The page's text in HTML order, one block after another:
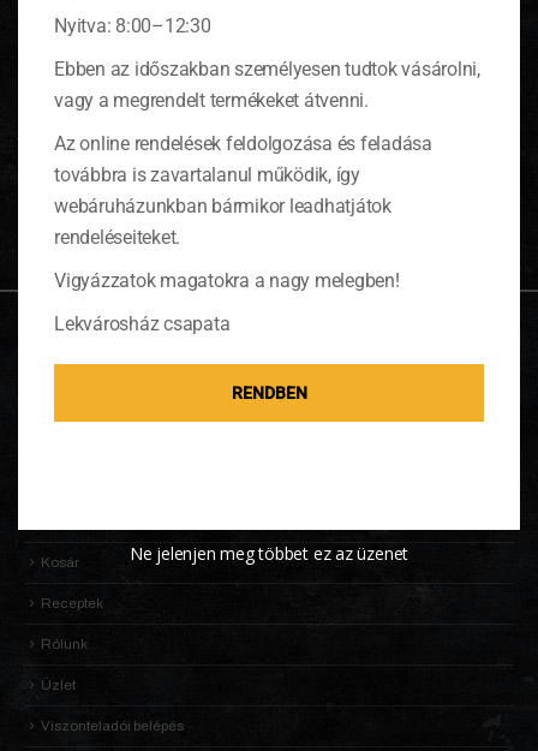
KOSÁR
0 ITEMS
Nincsenek termékek a kosárban.
OLDALTÉRKÉP
Kosár
Receptek
Rólunk
Üzlet
Viszonteladói belépés
Nyitva: 8:00–12:30
Ebben az időszakban személyesen tudtok vásárolni,
vagy a megrendelt termékeket átvenni.
Az online rendelések feldolgozása és feladása
továbbra is zavartalanul működik, így
webáruházunkban bármikor leadhatjátok
rendeléseiteket.
Vigyázzatok magatokra a nagy melegben!
Lekvárosház csapata
RENDBEN
Ne jelenjen meg többet ez az üzenet